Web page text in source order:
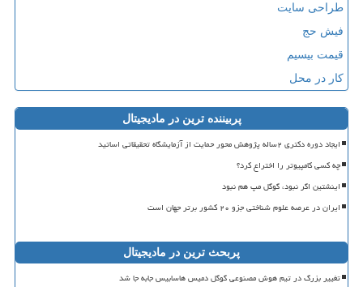
طراحی سایت
فیش حج
قیمت بیسیم
کار در محل
پربیننده ترین در مادیجیتال
ایجاد دوره دکتری ۲ساله پژوهش محور حمایت از آزمایشگاه تحقیقاتی اساتید
چه کسی کامپیوتر را اختراع کرد؟
اینشتین اگر نبود، گوگل مپ هم نبود
ایران در عرصه علوم شناختی جزو ۲۰ کشور برتر جهان است
پربحث ترین در مادیجیتال
تغییر بزرگ در تیم هوش مصنوعی گوگل دمیس هاسابیس جابه جا شد